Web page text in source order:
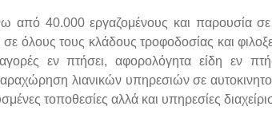
από 40.000 εργαζομένους και παρουσία
σε όλους τους κλάδους τροφοδοσίας και
εν πτήσει, αφορολόγητα είδη εν
λιανικών υπηρεσιών σε
τοποθεσίες αλλά και υπηρεσίες